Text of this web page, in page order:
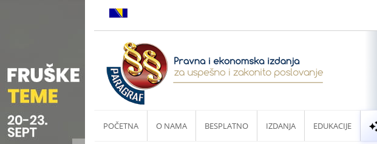
POČETNA O NAMA BESPLATNO IZDANJA EDUKACIJE